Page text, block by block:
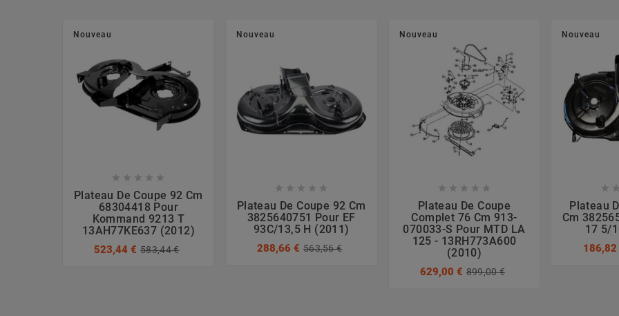
Nouveau
    
Plateau De Coupe 92 Cm
68304418 Pour
Kommand 9213 T
13AH77KE637 (2012)
523,44 € 583,44 €
Nouveau
    
Plateau De Coupe 92 Cm
3825640751 Pour EF
93C/13,5 H (2011)
288,66 € 563,56 €
Nouveau
    
Plateau De Coupe
Complet 76 Cm 913-
070033-S Pour MTD LA
125 - 13RH773A600
(2010)
629,00 € 899,00 €
Nouveau
 
Plateau
Cm
17 5/
186,82